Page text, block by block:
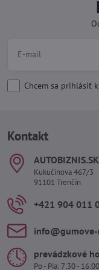
Chcem sa prihlásiť
Kontakt
Kukučínova 467/3
91101 Trenčín
+421 904 011
prevádzkové
Po - Pia: 7:30 - 16:00